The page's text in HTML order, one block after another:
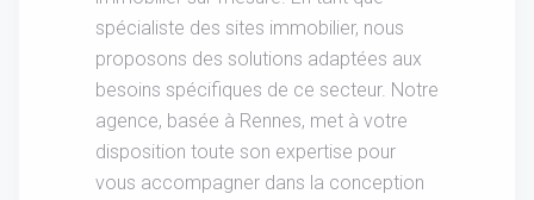
spécialiste des sites immobilier, nous
proposons des solutions adaptées aux
besoins spécifiques de ce secteur. Notre
agence, basée à Rennes, met à votre
disposition toute son expertise pour
vous accompagner dans la conception